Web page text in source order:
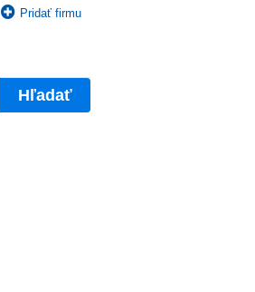
Pridať firmu
Hľadať